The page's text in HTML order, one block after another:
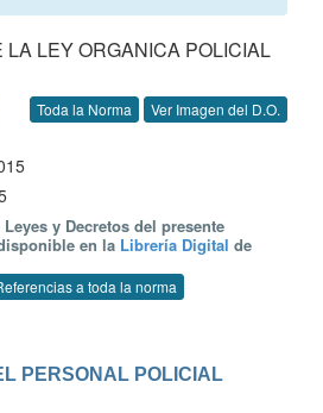
LEY ORGANICA POLICIAL
Toda la Norma Ver Imagen del D.O.
y Decretos del presente
en la Librería Digital de
a toda la norma
PERSONAL POLICIAL